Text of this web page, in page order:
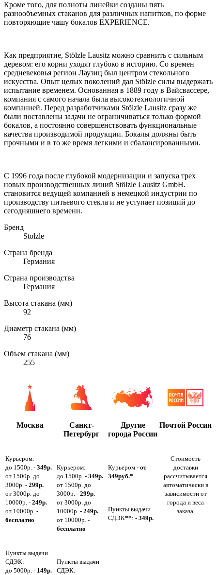
Кроме того, для полноты линейки созданы пять
разнообъемных стаканов для различных напитков, по форме
повторяющие чашу бокалов EXPERIENCE.
Как предприятие, Stölzle Lausitz можно сравнить с сильным
деревом: его корни уходят глубоко в историю. Со времен
средневековья регион Лаузиц был центром стекольного
искусства. Опыт целых поколений дал Stölzle силы выдержать
испытание временем. Основанная в 1889 году в Вайсвассере,
компания с самого начала была высокотехнологичной
компанией. Перед разработчиками Stölzle Lausitz сразу же
были поставлены задачи не ограничиваться только формой
бокалов, а постоянно совершенствовать функциональные
качества производимой продукции. Бокалы должны быть
прочными и в то же время легкими и сбалансированными.
C 1996 года после глубокой модернизации и запуска трех
новых производственных линий Stölzle Lausitz GmbH.
становится ведущей компанией в немецкой индустрии по
производству питьевого стекла и не уступает позиций до
сегодняшнего времени.
Бренд
Stolzle
Страна бренда
Германия
Страна производства
Германия
Высота стакана (мм)
92
Диаметр стакана (мм)
76
Объем стакана (мм)
255
Москва
Курьером:
до 1500р. - 349р.
от 1500р. до
3000р. - 299р.
от 3000р. до
10000р. - 249р.
от 10000р. -
бесплатно
Пункты выдачи
СДЭК:
до 5000р. - 149р.
Санкт-
Петербург
Курьером:
до 1500р. - 349р.
от 1500р. до
3000р. - 299р.
от 3000р. до
10000р. - 249р.
от 10000р. -
бесплатно
Пункты выдачи
СДЭК:
Другие
города России
Курьером - от
349руб.*
Пункты выдачи
СДЭК**: - 349р.
Почтой России
Стоимость
доставки
рассчитывается
автоматически в
зависимости от
города и веса
заказа.